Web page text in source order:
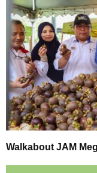
Walkabout JAM